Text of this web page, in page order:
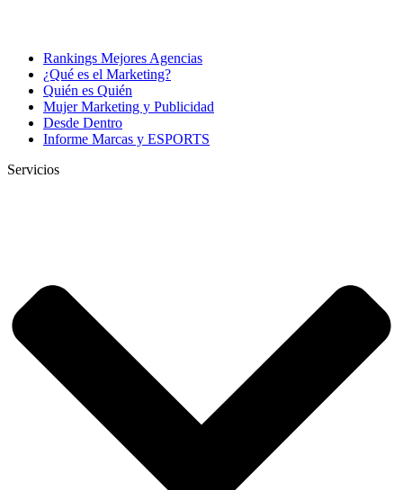
Rankings Mejores Agencias
¿Qué es el Marketing?
Quién es Quién
Mujer Marketing y Publicidad
Desde Dentro
Informe Marcas y ESPORTS
Servicios